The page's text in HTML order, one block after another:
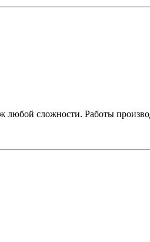
любой сложности. Работы